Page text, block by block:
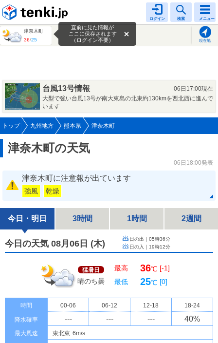
ログイン 検索 メニュー
津奈木町
36/25 現在地
直前に見た情報が
ここに保存されます
（ログイン不要）
台風13号情報
06日17:00現在
大型で強い台風13号が南大東島の北東約130kmを西北西に進んで
います
トップ 九州地方 熊本県 津奈木町
津奈木町の天気
06日18:00発表
津奈木町に注意報が出ています
強風 乾燥
今日・明日 3時間 1時間 2週間
今日の天気 08月06日 (木) 日の出｜ 05時36分
日の入｜ 19時12分
猛暑日
晴のち曇
最高 36℃ [-1]
最低
25℃ [0]
時間 00-06 06-12 12-18 18-24
降水確率 --- --- --- 40%
最大風速 東北東 6m/s